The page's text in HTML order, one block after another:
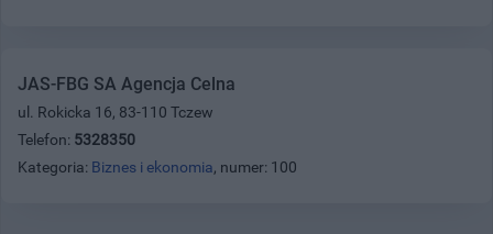
JAS-FBG SA Agencja Celna
ul. Rokicka 16, 83-110 Tczew
Telefon: 5328350
Kategoria: Biznes i ekonomia, numer: 100